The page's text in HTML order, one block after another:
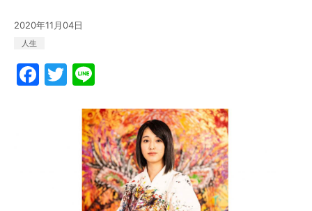
2020年11月04日
人生
F
a
T
w
itt
er
e